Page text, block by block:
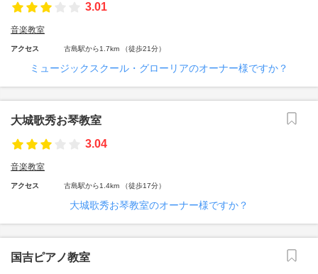
3.01
音楽教室
アクセス 古島駅から1.7km （徒歩21分）
ミュージックスクール・グローリアのオーナー様ですか？
大城歌秀お琴教室
3.04
音楽教室
アクセス 古島駅から1.4km （徒歩17分）
大城歌秀お琴教室のオーナー様ですか？
国吉ピアノ教室